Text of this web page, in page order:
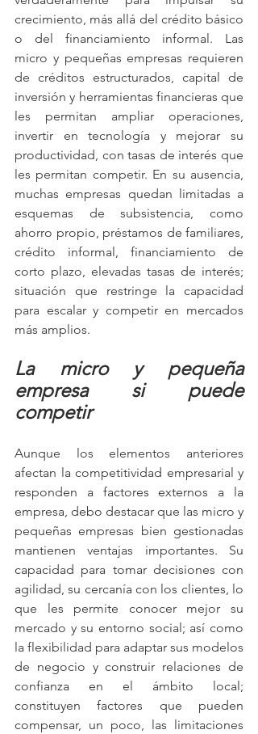
crecimiento, más allá del crédito básico
o del financiamiento informal. Las
micro y pequeñas empresas requieren
de créditos estructurados, capital de
inversión y herramientas financieras que
les permitan ampliar operaciones,
invertir en tecnología y mejorar su
productividad, con tasas de interés que
les permitan competir. En su ausencia,
muchas empresas quedan limitadas a
esquemas de subsistencia, como
ahorro propio, préstamos de familiares,
crédito informal, financiamiento de
corto plazo, elevadas tasas de interés;
situación que restringe la capacidad
para escalar y competir en mercados
más amplios.
La micro y pequeña
empresa si puede
competir
Aunque los elementos anteriores
afectan la competitividad empresarial y
responden a factores externos a la
empresa, debo destacar que las micro y
pequeñas empresas bien gestionadas
mantienen ventajas importantes. Su
capacidad para tomar decisiones con
agilidad, su cercanía con los clientes, lo
que les permite conocer mejor su
mercado y su entorno social; así como
la flexibilidad para adaptar sus modelos
de negocio y construir relaciones de
confianza en el ámbito local;
constituyen factores que pueden
compensar, un poco, las limitaciones